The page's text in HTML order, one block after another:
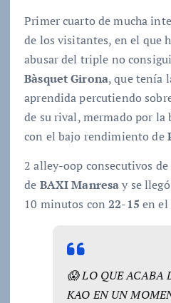
Primer cuarto de mucha
de los visitantes, en el que
abusar del triple no
Bàsquet Girona, que tenía
aprendida percutiendo
de su rival, mermado por la
con el bajo rendimiento de
2 alley-oop consecutivos de
de BAXI Manresay se
10 minutos con22-15 en el
😱 LO QUE ACABA
KAO EN UN